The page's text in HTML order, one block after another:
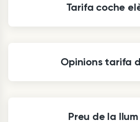
Tarifa coche
Opinions tarifa
Preu de la